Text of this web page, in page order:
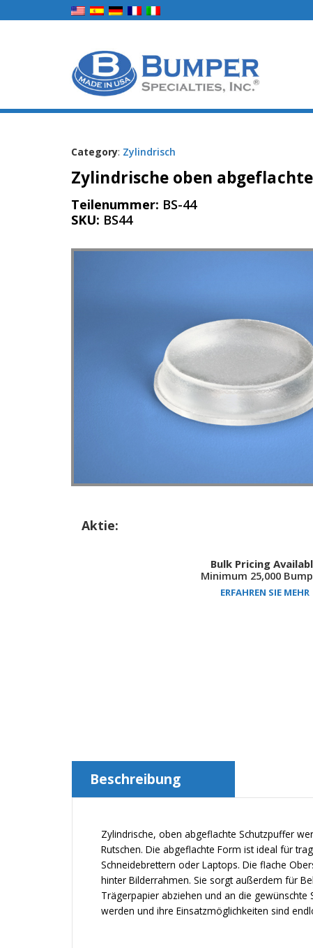
Category: Zylindrisch
Zylindrische oben
Teilenummer: BS-44
SKU: BS44
Aktie:
Bulk Pricing
Minimum 25,000
ERFAHREN SIE MEHR
Beschreibung
Zylindrische, oben abgeflachte Schutzpuffer
Rutschen. Die abgeflachte Form ist ideal für
Schneidebrettern oder Laptops. Die flache
hinter Bilderrahmen. Sie sorgt außerdem für
Trägerpapier abziehen und an die
werden und ihre Einsatzmöglichkeiten sind